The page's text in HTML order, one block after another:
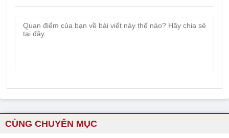
CÙNG CHUYÊN MỤC